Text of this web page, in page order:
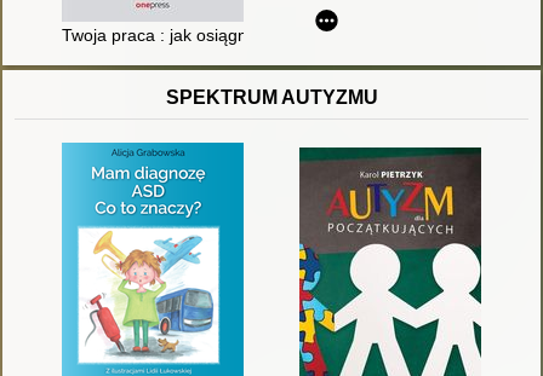
Twoja praca : jak osiągnąć dobrostan i uniknąć wypalenia
SPEKTRUM AUTYZMU